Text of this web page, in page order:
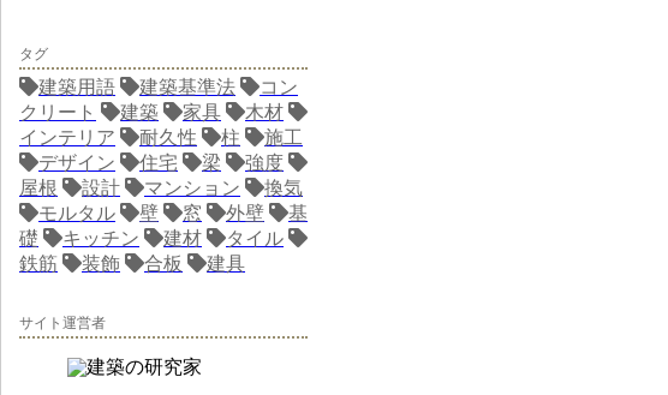
タグ
建築用語 建築基準法
コン
クリート
建築 家具
木材
インテリア
耐久性 柱
施工
デザイン
住宅 梁
強度
屋根
設計 マンション
換気
モルタル
壁 窓 外壁
基
礎
キッチン 建材
タイル
鉄筋
装飾 合板 建具
サイト運営者